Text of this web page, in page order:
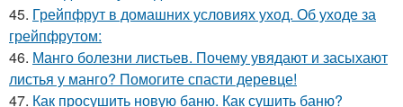
45. Грейпфрут в домашних условиях уход. Об уходе за
грейпфрутом:
46. Манго болезни листьев. Почему увядают и засыхают
листья у манго? Помогите спасти деревце!
47. Как просушить новую баню. Как сушить баню?